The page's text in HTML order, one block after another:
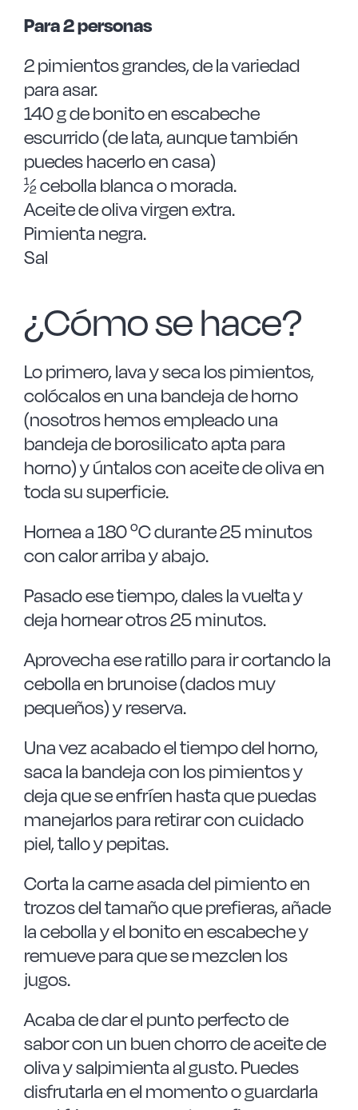
Para 2 personas
2 pimientos grandes, de la variedad
para asar.
140 g de bonito en escabeche
escurrido (de lata, aunque también
puedes hacerlo en casa)
½ cebolla blanca o morada.
Aceite de oliva virgen extra.
Pimienta negra.
Sal
¿Cómo se hace?
Lo primero, lava y seca los pimientos,
colócalos en una bandeja de horno
(nosotros hemos empleado una
bandeja de borosilicato apta para
horno) y úntalos con aceite de oliva en
toda su superficie.
Hornea a 180 ºC durante 25 minutos
con calor arriba y abajo.
Pasado ese tiempo, dales la vuelta y
deja hornear otros 25 minutos.
Aprovecha ese ratillo para ir cortando la
cebolla en brunoise (dados muy
pequeños) y reserva.
Una vez acabado el tiempo del horno,
saca la bandeja con los pimientos y
deja que se enfríen hasta que puedas
manejarlos para retirar con cuidado
piel, tallo y pepitas.
Corta la carne asada del pimiento en
trozos del tamaño que prefieras, añade
la cebolla y el bonito en escabeche y
remueve para que se mezclen los
jugos.
Acaba de dar el punto perfecto de
sabor con un buen chorro de aceite de
oliva y salpimienta al gusto. Puedes
disfrutarla en el momento o guardarla